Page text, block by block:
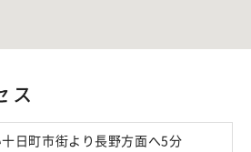
日町市街より長野方面へ5分